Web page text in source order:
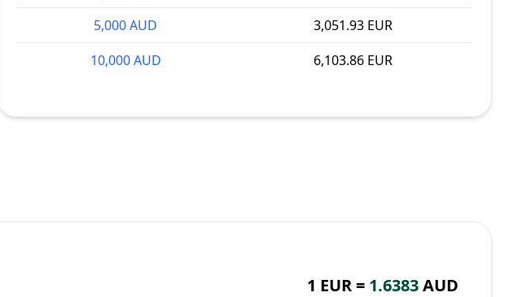
5,000 AUD
3,051.93 EUR
10,000 AUD
6,103.86 EUR
1 EUR = 1.6383AUD